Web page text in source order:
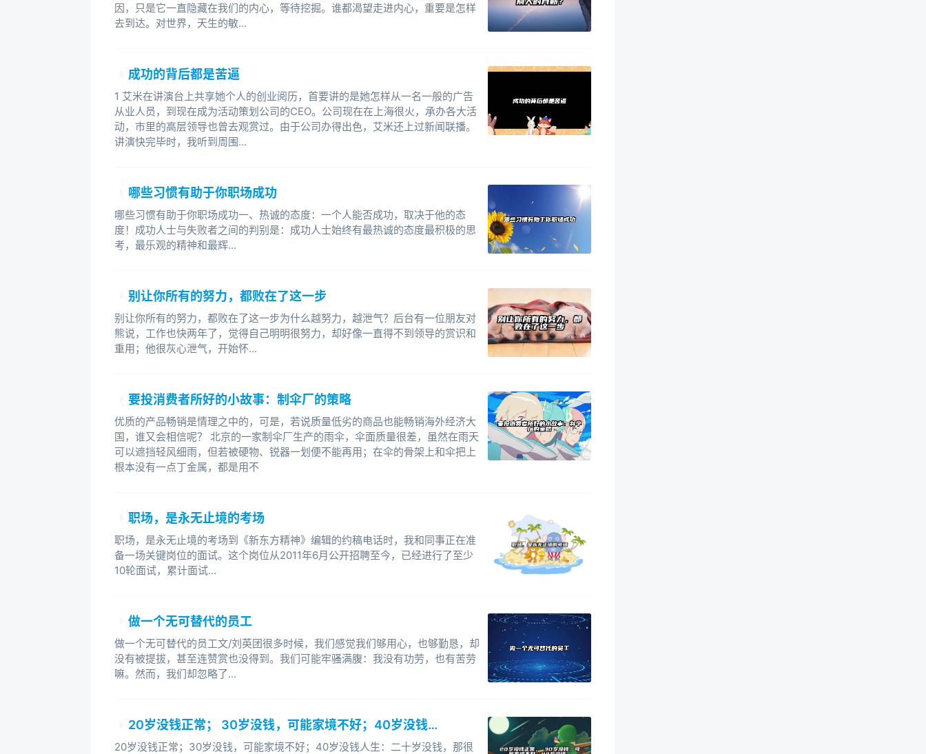
因，只是它一直隐藏在我们的内心，等待挖掘。谁都渴望走进内心，重要是怎样
去到达。对世界，天生的敏...
成功的背后都是苦逼
1 艾米在讲演台上共享她个人的创业阅历，首要讲的是她怎样从一名一般的广告
从业人员，到现在成为活动策划公司的CEO。公司现在在上海很火，承办各大活
动，市里的高层领导也曾去观赏过。由于公司办得出色，艾米还上过新闻联播。
讲演快完毕时，我听到周围...
哪些习惯有助于你职场成功
哪些习惯有助于你职场成功一、热诚的态度：一个人能否成功，取决于他的态
度！成功人士与失败者之间的判别是：成功人士始终有最热诚的态度最积极的思
考，最乐观的精神和最辉...
别让你所有的努力，都败在了这一步
别让你所有的努力，都败在了这一步为什么越努力，越泄气？后台有一位朋友对
熊说，工作也快两年了，觉得自己明明很努力，却好像一直得不到领导的赏识和
重用；他很灰心泄气，开始怀...
要投消费者所好的小故事：制伞厂的策略
优质的产品畅销是情理之中的，可是，若说质量低劣的商品也能畅销海外经济大
国，谁又会相信呢？ 北京的一家制伞厂生产的雨伞，伞面质量很差，虽然在雨天
可以遮挡轻风细雨，但若被硬物、锐器一划便不能再用；在伞的骨架上和伞把上
根本没有一点丁金属，都是用不
职场，是永无止境的考场
职场，是永无止境的考场到《新东方精神》编辑的约稿电话时，我和同事正在准
备一场关键岗位的面试。这个岗位从2011年6月公开招聘至今，已经进行了至少
10轮面试，累计面试...
做一个无可替代的员工
做一个无可替代的员工文/刘英团很多时候，我们感觉我们够用心，也够勤恳，却
没有被提拔，甚至连赞赏也没得到。我们可能牢骚满腹：我没有功劳，也有苦劳
嘛。然而，我们却忽略了...
20岁没钱正常； 30岁没钱，可能家境不好；40岁没钱…
20岁没钱正常；30岁没钱，可能家境不好；40岁没钱人生：二十岁没钱，那很